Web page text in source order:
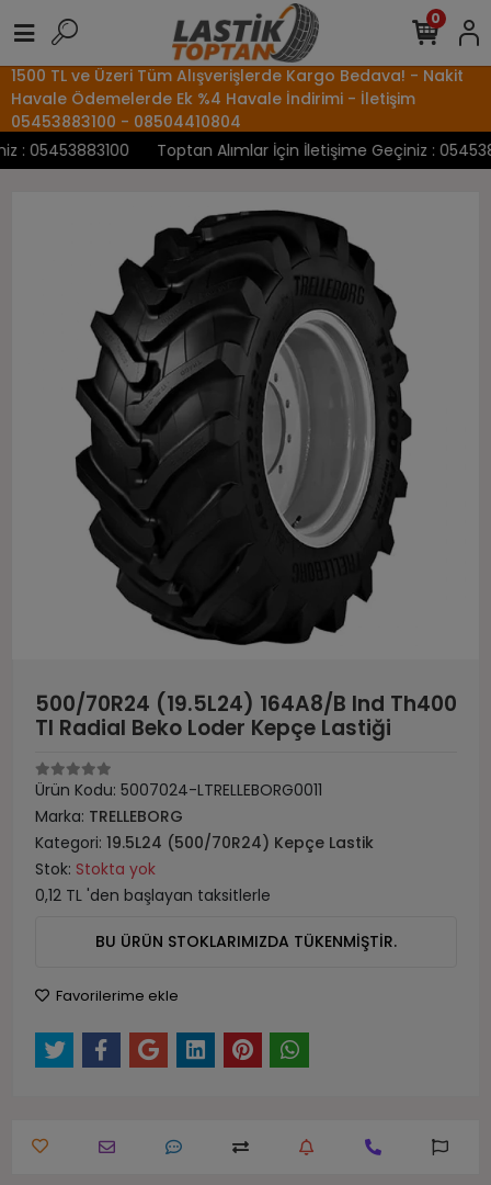
1500 TL ve Üzeri Tüm Alışverişlerde Kargo Bedava! - Nakit
Havale Ödemelerde Ek %4 Havale İndirimi - İletişim
05453883100 - 08504410804
05453883100
Toptan Alımlar İçin İletişime Geçiniz :
0
500/70R24 (19.5L24) 164A8/B Ind Th400
Tl Radial Beko Loder Kepçe Lastiği
Ürün Kodu: 5007024-LTRELLEBORG0011
Marka: TRELLEBORG
Kategori: 19.5L24 (500/70R24) Kepçe Lastik
Stok: Stokta yok
0,12 TL 'den başlayan taksitlerle
BU ÜRÜN STOKLARIMIZDA TÜKENMİŞTİR.
Favorilerime ekle